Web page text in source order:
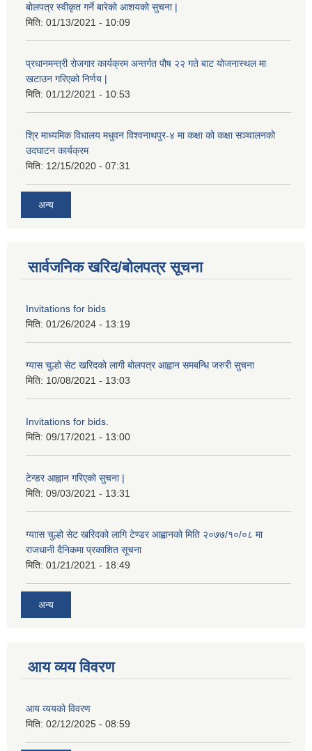
बोलपत्र स्वीकृत गर्ने बारेको आशयको सुचना |
मिति: 01/13/2021 - 10:09
प्रधानमन्त्री रोजगार कार्यक्रम अन्तर्गत पौष २२ गते बाट योजनास्थल मा
खटाउन गरिएको निर्णय |
मिति: 01/12/2021 - 10:53
श्रि माध्यमिक विधालय मधुवन विश्वनाथपुर-४ मा कक्षा को कक्षा सञ्चालनको
उदघाटन कार्यक्रम
मिति: 12/15/2020 - 07:31
अन्य
सार्वजनिक खरिद/बोलपत्र सूचना
Invitations for bids
मिति: 01/26/2024 - 13:19
ग्यास चुल्हो सेट खरिदको लागी बोलपत्र आह्वान समबन्धि जरुरी सुचना
मिति: 10/08/2021 - 13:03
Invitations for bids.
मिति: 09/17/2021 - 13:00
टेन्डर आह्वान गरिएको सुचना |
मिति: 09/03/2021 - 13:31
ग्याास चुल्हो सेट खरिदको लागि टेण्डर आह्वानको मिति २०७७/१०/०८ मा
राजधानी दैनिकमा प्रकाशित सूचना
मिति: 01/21/2021 - 18:49
अन्य
आय व्यय विवरण
आय व्ययको विवरण
मिति: 02/12/2025 - 08:59